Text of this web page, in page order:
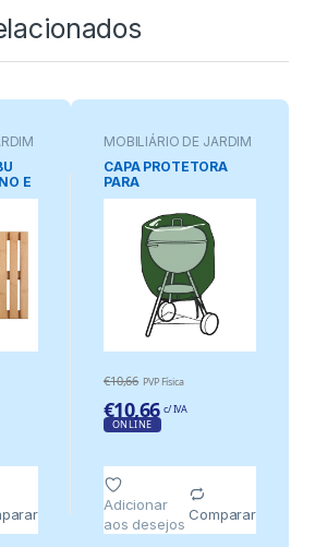
E
cm
MOBILIÁRIO DE JARDIM
CAPA PROTETORA
PARA
CHURRASQUEIRAS,
Ø73 x 60 cm, 100
€10,66 PVP Física
€10,66 c/ IVA
ONLINE
Adicionar
aos desejos
Comparar